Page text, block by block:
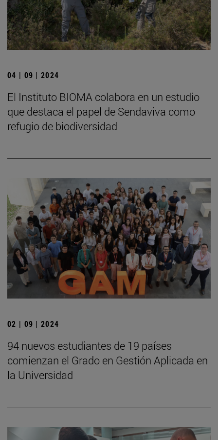
04 | 09 | 2024
El Instituto BIOMA colabora en un estudio
que destaca el papel de Sendaviva como
refugio de biodiversidad
02 | 09 | 2024
94 nuevos estudiantes de 19 países
comienzan el Grado en Gestión Aplicada en
la Universidad